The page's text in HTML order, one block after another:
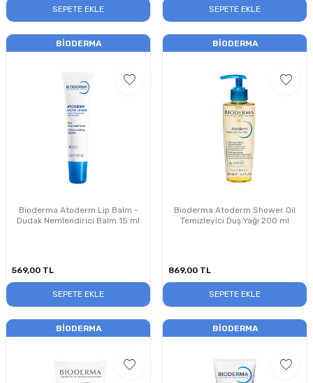
SEPETE EKLE SEPETE EKLE
BIODERMA
Bioderma Atoderm Lip Balm -
Dudak Nemlendirici Balm 15 ml
569,00 TL
SEPETE EKLE
BIODERMA
Bioderma Atoderm Shower Oil
Temizleyici Duş Yağı 200 ml
869,00 TL
SEPETE EKLE
BIODERMA BIODERMA